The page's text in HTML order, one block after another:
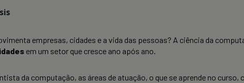
empresas, cidades e a vida das pessoas? A ciência da
em um setor que cresce ano após ano.
da computação, as áreas de atuação, o que se aprende no